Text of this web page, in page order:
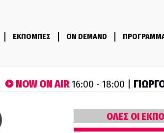
ΕΚΠΟΜΠΕΣ ON DEMAND
NOW ON AIR16:00 - 18:00 |
ΟΛΕΣ ΟΙ